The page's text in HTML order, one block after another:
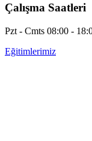
Çalışma Saatleri
Pzt - Cmts 08:00 -
Eğitimlerimiz